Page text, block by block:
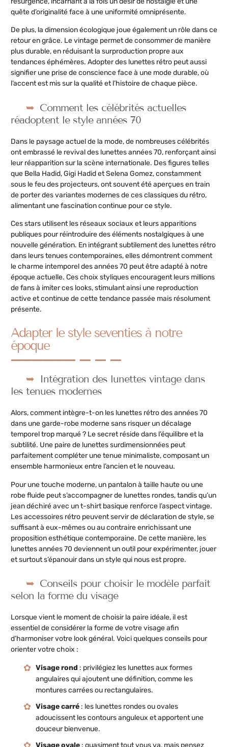
quête d’originalité face à une uniformité omniprésente.
De plus, la dimension écologique joue également un rôle dans ce
retour en grâce. Le vintage permet de consommer de manière
plus durable, en réduisant la surproduction propre aux
tendances éphémères. Adopter des lunettes rétro peut aussi
signifier une prise de conscience face à une mode durable, où
l’accent est mis sur la qualité et l’histoire de chaque pièce.
Comment les célébrités actuelles
réadoptent le style années 70
Dans le paysage actuel de la mode, de nombreuses célébrités
ont embrassé le revival des lunettes années 70, renforçant ainsi
leur réapparition sur la scène internationale. Des figures telles
que Bella Hadid, Gigi Hadid et Selena Gomez, constamment
sous le feu des projecteurs, ont souvent été aperçues en train
de porter des variantes modernes de ces classiques du rétro,
alimentant une fascination continue pour ce style.
Ces stars utilisent les réseaux sociaux et leurs apparitions
publiques pour réintroduire des éléments nostalgiques à une
nouvelle génération. En intégrant subtilement des lunettes rétro
dans leurs tenues contemporaines, elles démontrent comment
le charme intemporel des années 70 peut être adapté à notre
époque actuelle. Ces choix styliques encouragent leurs millions
de fans à imiter ces looks, stimulant ainsi une reproduction
active et continue de cette tendance passée mais résolument
présente.
Adapter le style seventies à notre
époque
Intégration des lunettes vintage dans
les tenues modernes
Alors, comment intègre-t-on les lunettes rétro des années 70
dans une garde-robe moderne sans risquer un décalage
temporel trop marqué ? Le secret réside dans l’équilibre et la
subtilité. Une paire de lunettes surdimensionnées peut
parfaitement compléter une tenue minimaliste, composant un
ensemble harmonieux entre l’ancien et le nouveau.
Pour une touche moderne, un pantalon à taille haute ou une
robe fluide peut s’accompagner de lunettes rondes, tandis qu’un
jean déchiré avec un t-shirt basique renforce l’aspect vintage.
Les accessoires rétro peuvent servir de déclaration de style, se
suffisant à eux-mêmes ou au contraire enrichissant une
proposition esthétique contemporaine. De cette manière, les
lunettes années 70 deviennent un outil pour expérimenter, jouer
et surtout s’épanouir dans un style qui nous est propre.
Conseils pour choisir le modèle parfait
selon la forme du visage
Lorsque vient le moment de choisir la paire idéale, il est
essentiel de considérer la forme de votre visage afin
d’harmoniser votre look général. Voici quelques conseils pour
orienter votre choix :
Visage rond : privilégiez les lunettes aux formes
angulaires qui ajoutent une définition, comme les
montures carrées ou rectangulaires.
Visage carré : les lunettes rondes ou ovales
adoucissent les contours anguleux et apportent une
douceur bienvenue.
Visage ovale : quasiment tout vous va, mais pensez